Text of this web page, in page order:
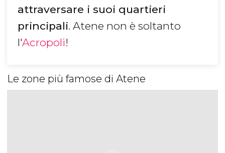
attraversare i suoi quartieri
principali. Atene non è soltanto
l'Acropoli!
Le zone più famose di Atene